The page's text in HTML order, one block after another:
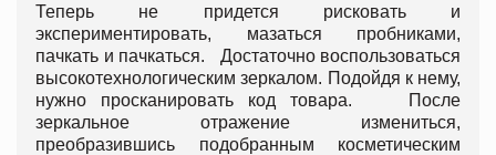
Теперь не придется рисковать и
экспериментировать, мазаться пробниками,
пачкать и пачкаться. Достаточно воспользоваться
высокотехнологическим зеркалом. Подойдя к нему,
нужно просканировать код товара. После
зеркальное отражение измениться,
преобразившись подобранным косметическим